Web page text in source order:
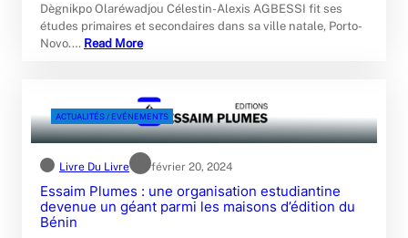
Dègnikpo Olaréwadjou Célestin-Alexis AGBESSI fit ses
études primaires et secondaires dans sa ville natale, Porto-
Novo.… Read More
ACTUALITÉS / EVÉNEMENTS
Livre Du Livre février 20, 2024
Essaim Plumes : une organisation estudiantine
devenue un géant parmi les maisons d’édition du
Bénin